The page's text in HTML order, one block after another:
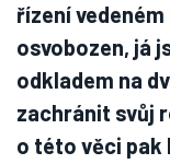
řízení
osvobozen, já
odkladem na
zachránit svůj
o této věci pak